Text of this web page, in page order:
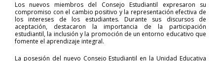
Los nuevos miembros del Consejo Estudiantil expresaron su
compromiso con el cambio positivo y la representación efectiva de
los intereses de los estudiantes. Durante sus discursos de
aceptación, destacaron la importancia de la participación
estudiantil, la inclusión y la promoción de un entorno educativo que
fomente el aprendizaje integral.
La posesión del nuevo Consejo Estudiantil en la Unidad Educativa